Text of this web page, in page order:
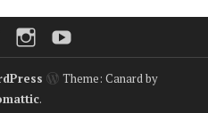
TwitterInstagram
Theme: Canard by
.